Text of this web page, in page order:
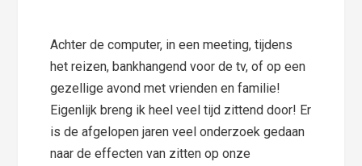
Achter de computer, in een meeting, tijdens
het reizen, bankhangend voor de tv, of op een
gezellige avond met vrienden en familie!
Eigenlijk breng ik heel veel tijd zittend door! Er
is de afgelopen jaren veel onderzoek gedaan
naar de effecten van zitten op onze